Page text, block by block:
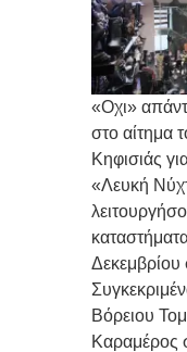
«Οχι»
στο αίτημα
Κηφισιάς
«Λευκή
Δεκεμβρίου
Βόρειου
Καραμέρος